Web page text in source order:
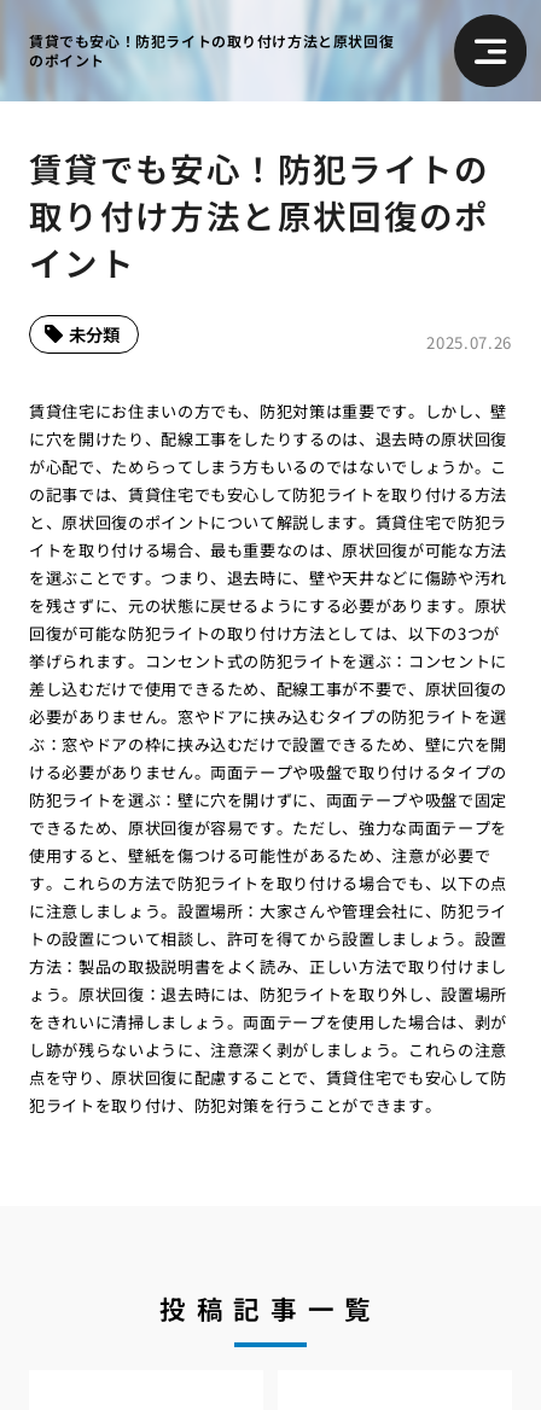
賃貸でも安心！防犯ライトの取り付け方法と原状回復
のポイント
賃貸でも安心！防犯ライトの
取り付け方法と原状回復のポ
イント
2025.07.26
未分類
賃貸住宅にお住まいの方でも、防犯対策は重要です。しかし、壁
に穴を開けたり、配線工事をしたりするのは、退去時の原状回復
が心配で、ためらってしまう方もいるのではないでしょうか。こ
の記事では、賃貸住宅でも安心して防犯ライトを取り付ける方法
と、原状回復のポイントについて解説します。賃貸住宅で防犯ラ
イトを取り付ける場合、最も重要なのは、原状回復が可能な方法
を選ぶことです。つまり、退去時に、壁や天井などに傷跡や汚れ
を残さずに、元の状態に戻せるようにする必要があります。原状
回復が可能な防犯ライトの取り付け方法としては、以下の3つが
挙げられます。コンセント式の防犯ライトを選ぶ：コンセントに
差し込むだけで使用できるため、配線工事が不要で、原状回復の
必要がありません。窓やドアに挟み込むタイプの防犯ライトを選
ぶ：窓やドアの枠に挟み込むだけで設置できるため、壁に穴を開
ける必要がありません。両面テープや吸盤で取り付けるタイプの
防犯ライトを選ぶ：壁に穴を開けずに、両面テープや吸盤で固定
できるため、原状回復が容易です。ただし、強力な両面テープを
使用すると、壁紙を傷つける可能性があるため、注意が必要で
す。これらの方法で防犯ライトを取り付ける場合でも、以下の点
に注意しましょう。設置場所：大家さんや管理会社に、防犯ライ
トの設置について相談し、許可を得てから設置しましょう。設置
方法：製品の取扱説明書をよく読み、正しい方法で取り付けまし
ょう。原状回復：退去時には、防犯ライトを取り外し、設置場所
をきれいに清掃しましょう。両面テープを使用した場合は、剥が
し跡が残らないように、注意深く剥がしましょう。これらの注意
点を守り、原状回復に配慮することで、賃貸住宅でも安心して防
犯ライトを取り付け、防犯対策を行うことができます。
投稿記事一覧